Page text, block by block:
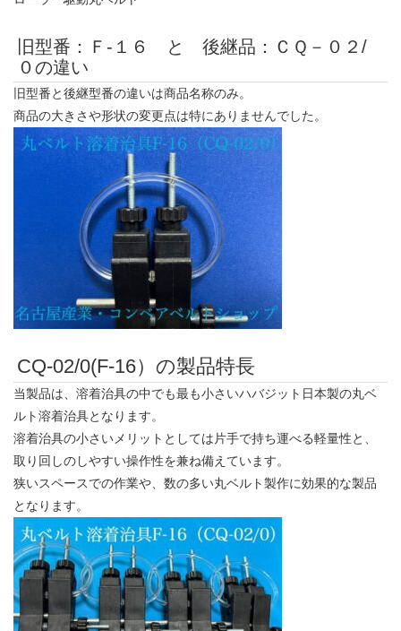
旧型番：Ｆ-１６ と 後継品：ＣＱ－０２/
０の違い
旧型番と後継型番の違いは商品名称のみ。
商品の大きさや形状の変更点は特にありませんでした。
CQ-02/0(F-16）の製品特長
当製品は、溶着治具の中でも最も小さいハバジット日本製の丸ベ
ルト溶着治具となります。
溶着治具の小さいメリットとしては片手で持ち運べる軽量性と、
取り回しのしやすい操作性を兼ね備えています。
狭いスペースでの作業や、数の多い丸ベルト製作に効果的な製品
となります。